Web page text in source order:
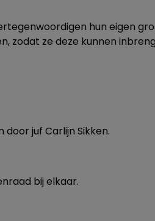
hun eigen
ze deze kunnen
juf Carlijn Sikken.
bij elkaar.